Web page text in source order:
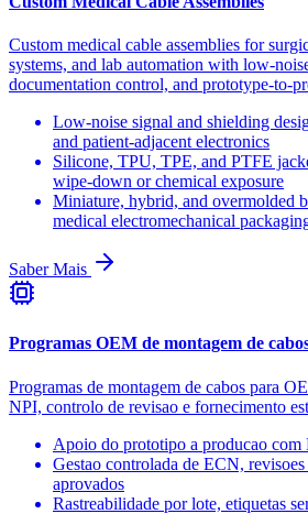
Custom medical cable assemblies for
systems, and lab automation with low-
documentation control, and prototype-to-
Low-noise signal and shielding
and patient-adjacent electronics
Silicone, TPU, TPE, and PTFE
wipe-down or chemical exposure
Miniature, hybrid, and overmolded
medical electromechanical
Saber Mais
Programas OEM de montagem de
Programas de montagem de cabos para
NPI, controlo de revisao e fornecimento
Apoio do prototipo a producao
Gestao controlada de ECN,
aprovados
Rastreabilidade por lote, etiquetas